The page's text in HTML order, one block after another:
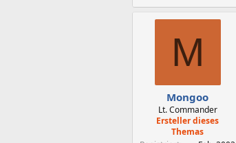
M
Mongoo
Lt. Commander
Ersteller dieses
Themas